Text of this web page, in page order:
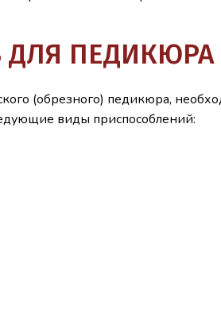
ДЛЯ ПЕДИКЮРА
(обрезного) педикюра,
виды приспособлений: